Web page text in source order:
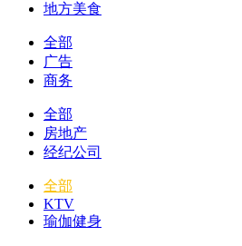
地方美食
全部
广告
商务
全部
房地产
经纪公司
全部
KTV
瑜伽健身